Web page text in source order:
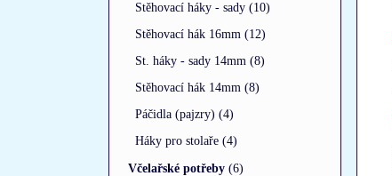
Stěhovací háky - sady (10)
Stěhovací hák 16mm (12)
St. háky - sady 14mm (8)
Stěhovací hák 14mm (8)
Páčidla (pajzry) (4)
Háky pro stolaře (4)
Včelařské potřeby (6)